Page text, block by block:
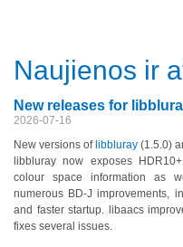
Naujienos ir
New releases for
2026-07-16
New versions of libbluray (1.5.0)
libbluray now exposes
colour space information as
numerous BD-J improvements,
and faster startup. libaacs
fixes several issues.